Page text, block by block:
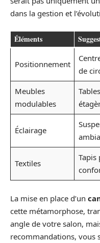
dans la gestion et
Éléments
Positionnement
de
Meubles
modulables
Éclairage
Textiles
La mise en place d’un
cette métamorphose,
angle de votre salon,
recommandations, vous